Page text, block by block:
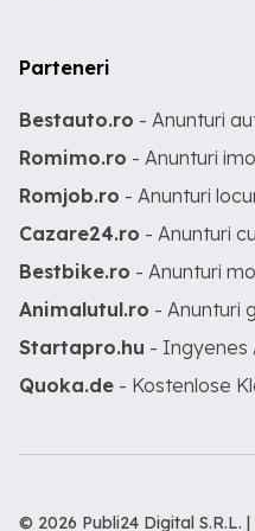
Parteneri
Bestauto.ro - Anunturi
Romimo.ro - Anunturi
Romjob.ro - Anunturi
Cazare24.ro - Anunturi
Bestbike.ro - Anunturi
Animalutul.ro - Anunturi
Startapro.hu - Ingyenes
Quoka.de - Kostenlose
© 2026 Publi24 Digital S.R.L.